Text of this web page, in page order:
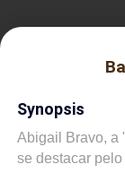
Synopsis
Abigail Bravo, a
se destacar